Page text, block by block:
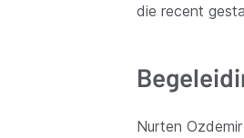
die recent
Nurten